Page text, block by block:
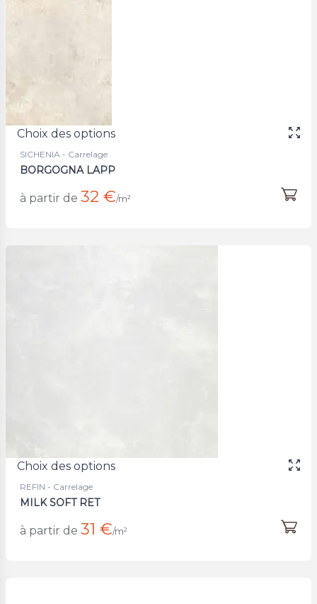
Choix des options
SICHENIA - Carrelage
BORGOGNA LAPP
à partir de 32 €/m²
Choix des options
REFIN - Carrelage
MILK SOFT RET
à partir de 31 €/m²